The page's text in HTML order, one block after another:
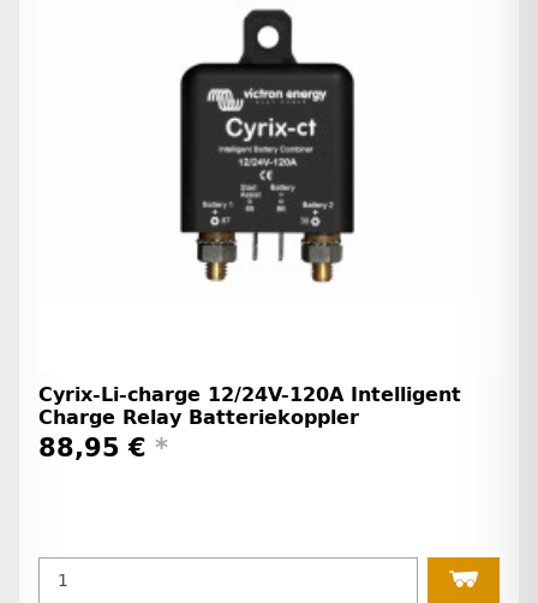
Cyrix-Li-charge 12/24V-120A Intelligent
Charge Relay Batteriekoppler
88,95 € *